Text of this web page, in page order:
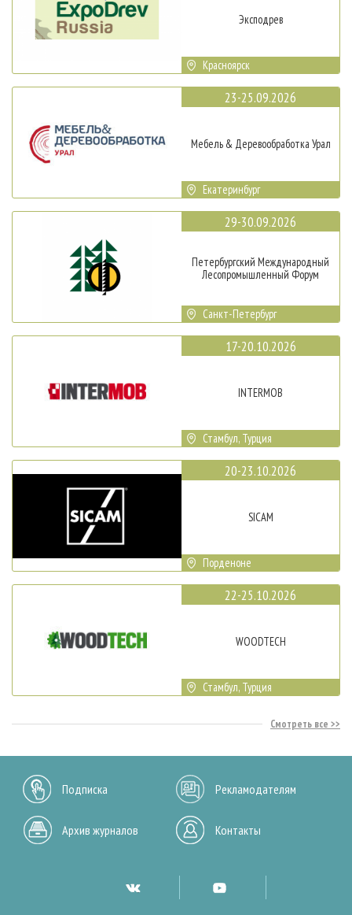
Эксподрев
Красноярск
23-25.09.2026
Мебель & Деревообработка Урал
Екатеринбург
29-30.09.2026
Петербургский Международный
Лесопромышленный Форум
Санкт-Петербург
17-20.10.2026
INTERMOB
Стамбул, Турция
20-23.10.2026
SICAM
Порденоне
22-25.10.2026
WOODTECH
Стамбул, Турция
Смотреть все
Подписка Рекламодателям
Архив журналов Контакты